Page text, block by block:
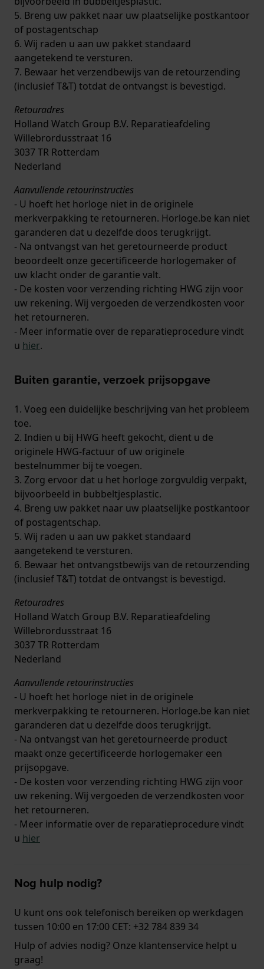
5. Breng uw pakket naar uw plaatselijke postkantoor
of postagentschap
6. Wij raden u aan uw pakket standaard
aangetekend te versturen.
7. Bewaar het verzendbewijs van de retourzending
(inclusief T&T) totdat de ontvangst is bevestigd.
Retouradres
Holland Watch Group B.V. Reparatieafdeling
Willebrordusstraat 16
3037 TR Rotterdam
Nederland
Aanvullende retourinstructies
- U hoeft het horloge niet in de originele
merkverpakking te retourneren. Horloge.be kan niet
garanderen dat u dezelfde doos terugkrijgt.
- Na ontvangst van het geretourneerde product
beoordeelt onze gecertificeerde horlogemaker of
uw klacht onder de garantie valt.
- De kosten voor verzending richting HWG zijn voor
uw rekening. Wij vergoeden de verzendkosten voor
het retourneren.
- Meer informatie over de reparatieprocedure vindt
u hier.
Buiten garantie, verzoek prijsopgave
1. Voeg een duidelijke beschrijving van het probleem
toe.
2. Indien u bij HWG heeft gekocht, dient u de
originele HWG-factuur of uw originele
bestelnummer bij te voegen.
3. Zorg ervoor dat u het horloge zorgvuldig verpakt,
bijvoorbeeld in bubbeltjesplastic.
4. Breng uw pakket naar uw plaatselijke postkantoor
of postagentschap.
5. Wij raden u aan uw pakket standaard
aangetekend te versturen.
6. Bewaar het ontvangstbewijs van de retourzending
(inclusief T&T) totdat de ontvangst is bevestigd.
Retouradres
Holland Watch Group B.V. Reparatieafdeling
Willebrordusstraat 16
3037 TR Rotterdam
Nederland
Aanvullende retourinstructies
- U hoeft het horloge niet in de originele
merkverpakking te retourneren. Horloge.be kan niet
garanderen dat u dezelfde doos terugkrijgt.
- Na ontvangst van het geretourneerde product
maakt onze gecertificeerde horlogemaker een
prijsopgave.
- De kosten voor verzending richting HWG zijn voor
uw rekening. Wij vergoeden de verzendkosten voor
het retourneren.
- Meer informatie over de reparatieprocedure vindt
u hier
Nog hulp nodig?
U kunt ons ook telefonisch bereiken op werkdagen
tussen 10:00 en 17:00 CET: +32 784 839 34
Hulp of advies nodig? Onze klantenservice helpt u
graag!